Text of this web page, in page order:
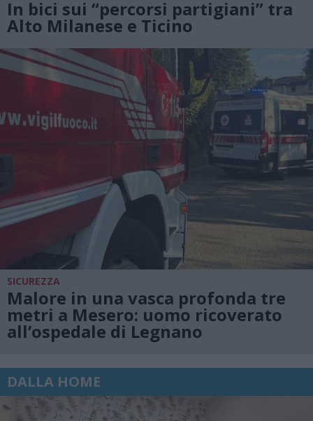
In bici sui “percorsi partigiani” tra
Alto Milanese e Ticino
SICUREZZA
Malore in una vasca profonda tre
metri a Mesero: uomo ricoverato
all’ospedale di Legnano
DALLA HOME